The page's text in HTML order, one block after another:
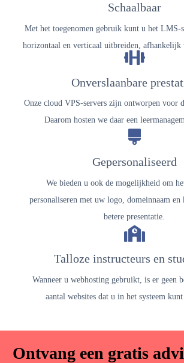
Schaalbaar
Met het toegenomen gebruik kunt u het LMS-
horizontaal en verticaal uitbreiden, afhankelijk
Onverslaanbare
Onze cloud VPS-servers zijn ontworpen voor
Daarom hosten we daar een
Gepersonaliseerd
We bieden u ook de mogelijkheid om
personaliseren met uw logo, domeinnaam en
betere presentatie.
Talloze instructeurs en
Wanneer u webhosting gebruikt, is er geen
aantal websites dat u in het systeem kunt
Ontvang een gratis